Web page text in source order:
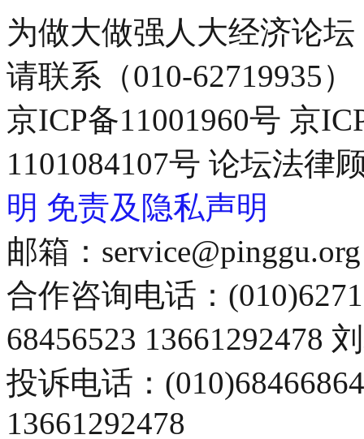
为做大做强人大经济论
请联系（010-62719935）
京ICP备11001960号 京
1101084107号 论坛法律
明 免责及隐私声明
邮箱：service@pinggu.org
合作咨询电话：
68456523 13661292478
投诉电话：
13661292478